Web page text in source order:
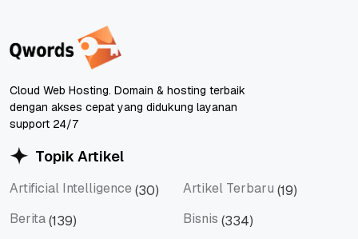
Cloud Web Hosting. Domain & hosting terbaik
dengan akses cepat yang didukung layanan
support 24/7
Topik Artikel
Artificial Intelligence (30) Artikel Terbaru (19)
Berita(139) Bisnis (334)